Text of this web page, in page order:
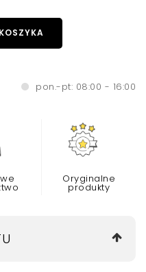
pon.-pt: 08:00 - 16:00
Oryginalne
produkty